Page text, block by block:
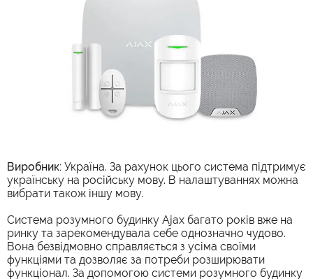
Виробник: Україна. За рахунок цього система підтримує
українську на російську мову. В налаштуваннях можна
вибрати також іншу мову.
Система розумного будинку Ajax багато років вже на
ринку та зарекомендувала себе однозначно чудово.
Вона безвідмовно справляється з усіма своїми
функціями та дозволяє за потреби розширювати
функціонал. За допомогою системи розумного будинку